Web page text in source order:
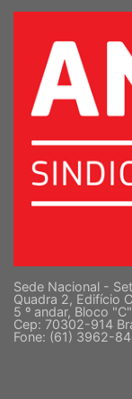
Sede Nacional -
Quadra 2, Edifício
5 º andar, Bloco "C"
Cep: 70302-914
Fone: (61) 3962-